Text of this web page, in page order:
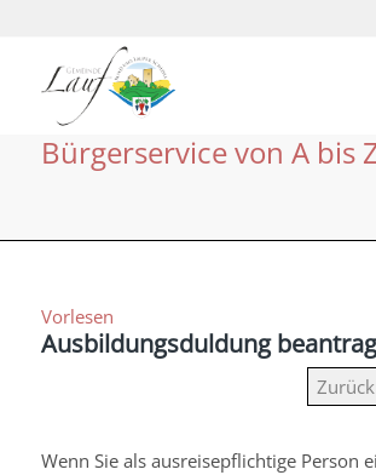
Bürgerservice von A bis
Vorlesen
Ausbildungsduldung
Wenn Sie als ausreisepflichtige Person